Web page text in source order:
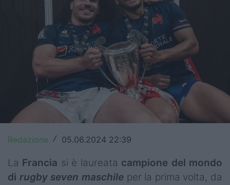
Premiership
Champions Cup
Challenge Cup
World Rugby
Rugby in TV
Redazione / 05.06.2024 22:39
La Francia si è laureata campione del mondo
di rugby seven maschile per la prima volta, da